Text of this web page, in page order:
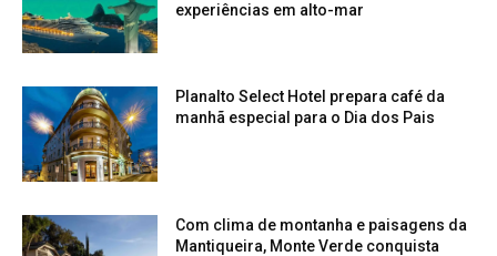
experiências em alto-mar
Planalto Select Hotel prepara café da
manhã especial para o Dia dos Pais
Com clima de montanha e paisagens da
Mantiqueira, Monte Verde conquista